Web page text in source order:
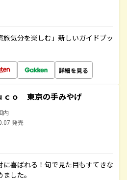
旅気分を楽しむ」新しいガイドブッ
詳細を見る
ｃｏ 東京の手みやげ
内
発売
に喜ばれる！旬で見た目もすてきな
した。